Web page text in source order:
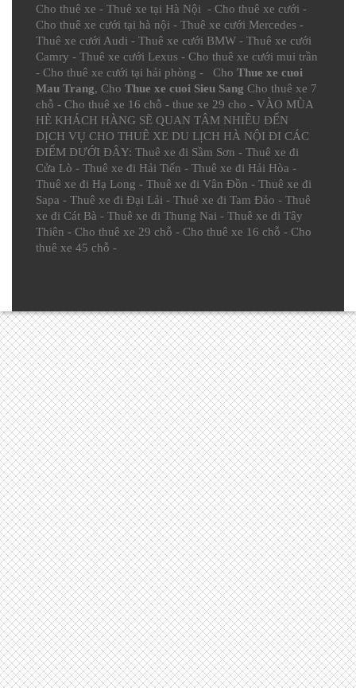
Cho thuê xe - Thuê xe tại Hà Nội - Cho thuê xe cưới -
Cho thuê xe cưới tại hà nội - Thuê xe cưới Mercedes -
Thuê xe cưới Audi - Thuê xe cưới BMW - Thuê xe cưới
Camry - Thuê xe cưới Lexus - Cho thuê xe cưới mui trần
- Cho thuê xe cưới tại hải phòng - Cho Thue xe cuoi
Mau Trang, Cho Thue xe cuoi Sieu Sang Cho thuê xe 7
chỗ - Cho thuê xe 16 chỗ - thue xe 29 cho - VÀO MÙA
HÈ KHÁCH HÀNG SẼ QUAN TÂM NHIỀU ĐẾN
DỊCH VỤ CHO THUÊ XE DU LỊCH HÀ NỘI ĐI CÁC
ĐIỂM DƯỚI ĐÂY: Thuê xe đi Sầm Sơn - Thuê xe đi
Cửa Lò - Thuê xe đi Hải Tiến - Thuê xe đi Hải Hòa -
Thuê xe đi Hạ Long - Thuê xe đi Vân Đồn - Thuê xe đi
Sapa - Thuê xe đi Đại Lải - Thuê xe đi Tam Đảo - Thuê
xe đi Cát Bà - Thuê xe đi Thung Nai - Thuê xe đi Tây
Thiên - Cho thuê xe 29 chỗ - Cho thuê xe 16 chỗ - Cho
thuê xe 45 chỗ -